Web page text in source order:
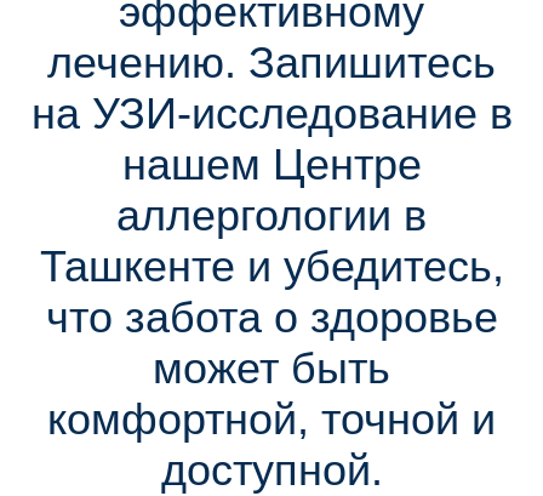
эффективному
лечению. Запишитесь
на УЗИ-исследование в
нашем Центре
аллергологии в
Ташкенте и убедитесь,
что забота о здоровье
может быть
комфортной, точной и
доступной.